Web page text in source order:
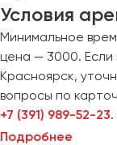
Условия
Минимальное
цена — 3000. Если
Красноярск,
вопросы по
+7 (391) 989-52-23.
Подробнее
Улан-Удэ
Ульяновск
Феодосия